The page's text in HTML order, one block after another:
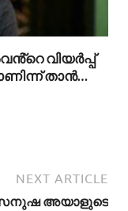
വിയർപ്പ്
താൻ…
NEXT ARTICLE
അയാളുടെ